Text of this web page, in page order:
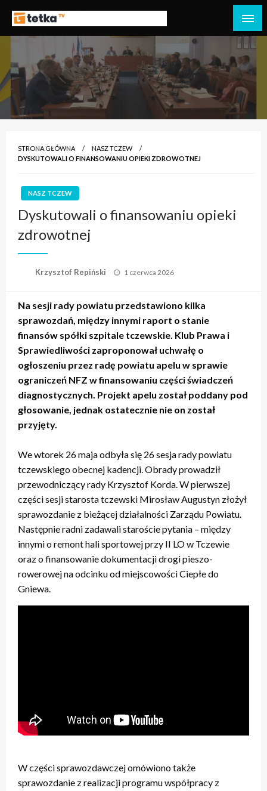
treściTv Tetka Tczew
Tetka Tczew – Twoja lokalna telewizja!
STRONA GŁÓWNA
NASZ TCZEW
DYSKUTOWALI O FINANSOWANIU OPIEKI ZDROWOTNEJ
NASZ TCZEW
Dyskutowali o finansowaniu opieki
zdrowotnej
Krzysztof Repiński
Opublikowane
1 czerwca 2026
Na sesji rady powiatu przedstawiono kilka
sprawozdań, między innymi raport o stanie
finansów spółki szpitale tczewskie. Klub Prawa i
Sprawiedliwości zaproponował uchwałę o
ogłoszeniu przez radę powiatu apelu w sprawie
ograniczeń NFZ w finansowaniu części świadczeń
diagnostycznych. Projekt apelu został poddany pod
głosowanie, jednak ostatecznie nie on został
przyjęty.
We wtorek 26 maja odbyła się 26 sesja rady powiatu
tczewskiego obecnej kadencji. Obrady prowadził
przewodniczący rady Krzysztof Korda. W pierwszej
części sesji starosta tczewski Mirosław Augustyn złożył
sprawozdanie z bieżącej działalności Zarządu Powiatu.
Następnie radni zadawali staroście pytania – między
innymi o remont hali sportowej przy II LO w Tczewie
oraz o finansowanie dokumentacji drogi pieszo-
rowerowej na odcinku od miejscowości Ciepłe do
Gniewa.
W części sprawozdawczej omówiono także
sprawozdanie z realizacji programu współpracy z